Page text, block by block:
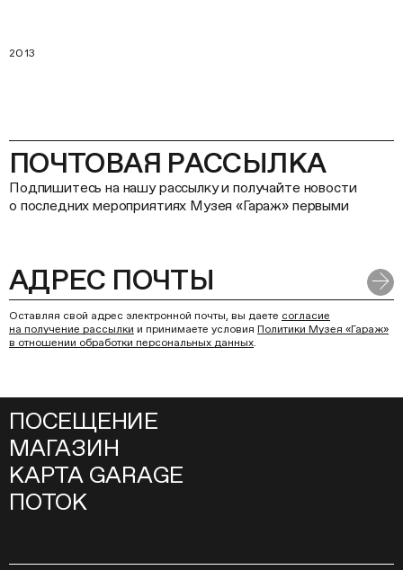
2013
ПОЧТОВАЯ РАССЫЛКА
Подпишитесь на нашу рассылку и получайте новости
о последних мероприятиях Музея «Гараж» первыми
Оставляя свой адрес электронной почты, вы даете согласие
на получение рассылки и принимаете условия Политики Музея «Гараж»
в отношении обработки персональных данных.
ПОСЕЩЕНИЕ
МАГАЗИН
КАРТА GARAGE
ПОТОК